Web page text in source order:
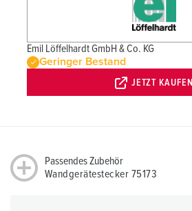
Emil Löffelhardt GmbH & Co. KG
Geringer Bestand
JETZT KAUFEN
Passendes Zubehör
Wandgerätestecker 75173